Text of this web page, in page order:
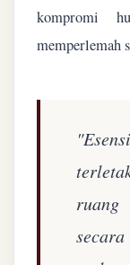
kompromi
memperlemah
ruang